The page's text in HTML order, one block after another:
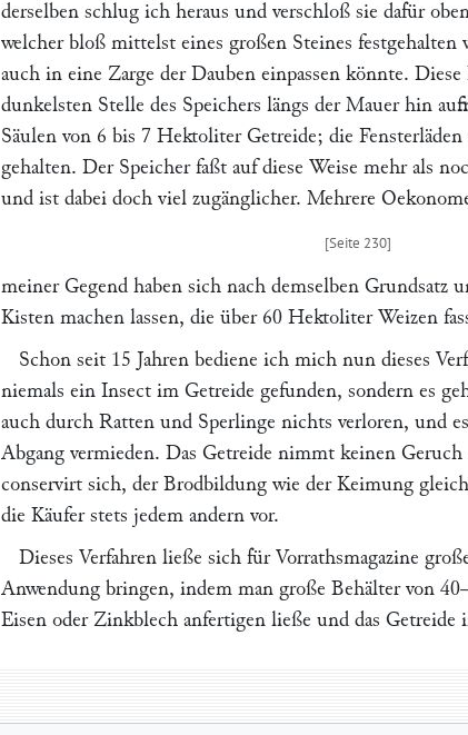
derselben schlug ich heraus und verschloß sie dafür
welcher bloß mittelst eines großen Steines festgehalten
auch in eine Zarge der Dauben einpassen könnte. Diese
dunkelsten Stelle des Speichers längs der Mauer hin
Säulen von 6 bis 7 Hektoliter Getreide; die
gehalten. Der Speicher faßt auf diese Weise mehr als
und ist dabei doch viel zugänglicher. Mehrere
meiner Gegend haben sich nach demselben Grundsatz
Kisten machen lassen, die über 60 Hektoliter Weizen
Schon seit 15 Jahren bediene ich mich nun dieses
niemals ein Insect im Getreide gefunden, sondern es
auch durch Ratten und Sperlinge nichts verloren, und
Abgang vermieden. Das Getreide nimmt keinen
conservirt sich, der Brodbildung wie der Keimung
die Käufer stets jedem andern vor.
Dieses Verfahren ließe sich für Vorrathsmagazine
Anwendung bringen, indem man große Behälter von
Eisen oder Zinkblech anfertigen ließe und das Getreide